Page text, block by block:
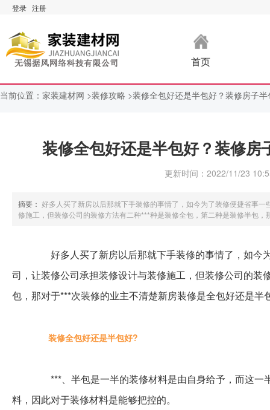
登录 注册
首页
当前位置： 家装建材网 >装修攻略 >装修全包好还是半包好？装修房子
装修全包好还是半包好？装修
更新时间：2022/11/23
摘要：
修施工，但装修公司的装修方法有二种***种是装修全包，第二种是装修半包，
好多人买了新房以后那就下手装修的事情了，如今
司，让装修公司承担装修设计与装修施工，但装修公司的装
包，那对于***次装修的业主不清楚新房装修是全包好还是
装修全包好还是半包好?
***、半包是一半的装修材料是由自身给予，而这一
料，因此对于装修材料是能够把控的。